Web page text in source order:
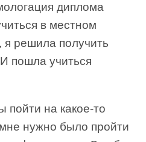
диплома
в местном
я решила получить
пошла учиться
на какое-то
нужно было пройти